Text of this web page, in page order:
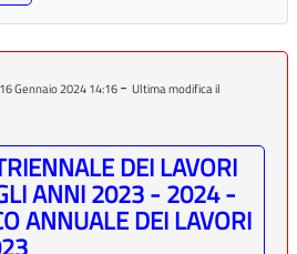
Gennaio 2024 14:16- Ultima modifica il
DEI LAVORI
ANNI 2023 - 2024 -
ANNUALE DEI LAVORI